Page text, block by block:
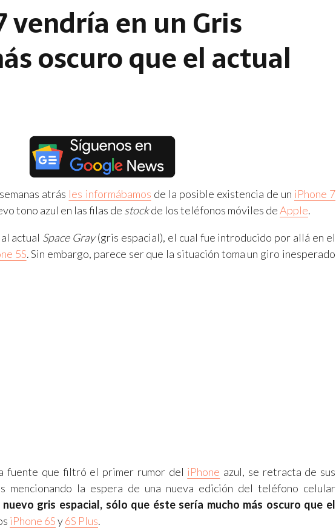
vendría en un Gris
oscuro que el actual
atrás les informábamos de la posible existencia de un iPhone 7
tono azul en las filas de stockde los teléfonos móviles deApple.
actual Space Gray(gris espacial), el cual fue introducido por allá en el
5S. Sin embargo, parece ser que la situación toma un giro inesperado
fuente que filtró el primer rumor del iPhone azul, se retracta de sus
mencionando la espera de una nueva edición del teléfono celular
nuevo gris espacial, sólo que éste sería mucho más oscuro que el
iPhone 6Sy6S Plus.